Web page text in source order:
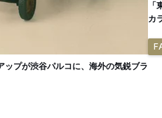
プが渋谷パルコに、海外の気鋭ブラ
カ